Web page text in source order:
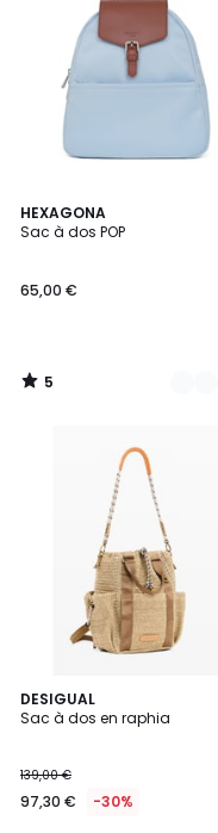
HEXAGONA
Sac à dos POP
65,00 €
5
/
19
Couleurs
5
/
DESIGUAL
Sac à dos en raphia
139,00 €
97,30 € -30%